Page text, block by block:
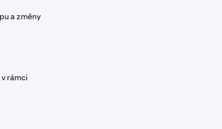
a změny
rámci